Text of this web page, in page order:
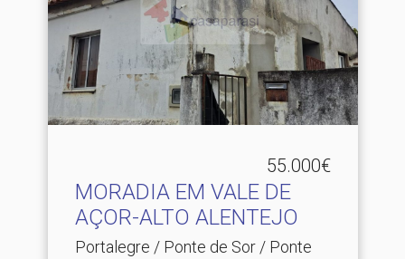
55.000€
MORADIA EM VALE DE
AÇOR-ALTO ALENTEJO
Portalegre / Ponte de Sor / Ponte